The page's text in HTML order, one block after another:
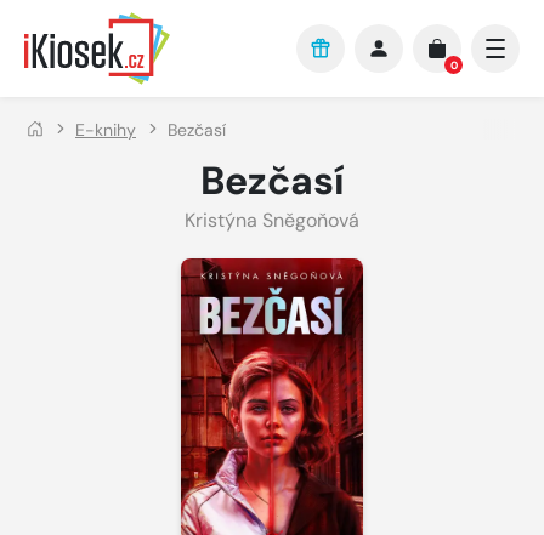
Přejít na hlavní obsah
0
E-knihy Bezčasí
Bezčasí
Kristýna Sněgoňová